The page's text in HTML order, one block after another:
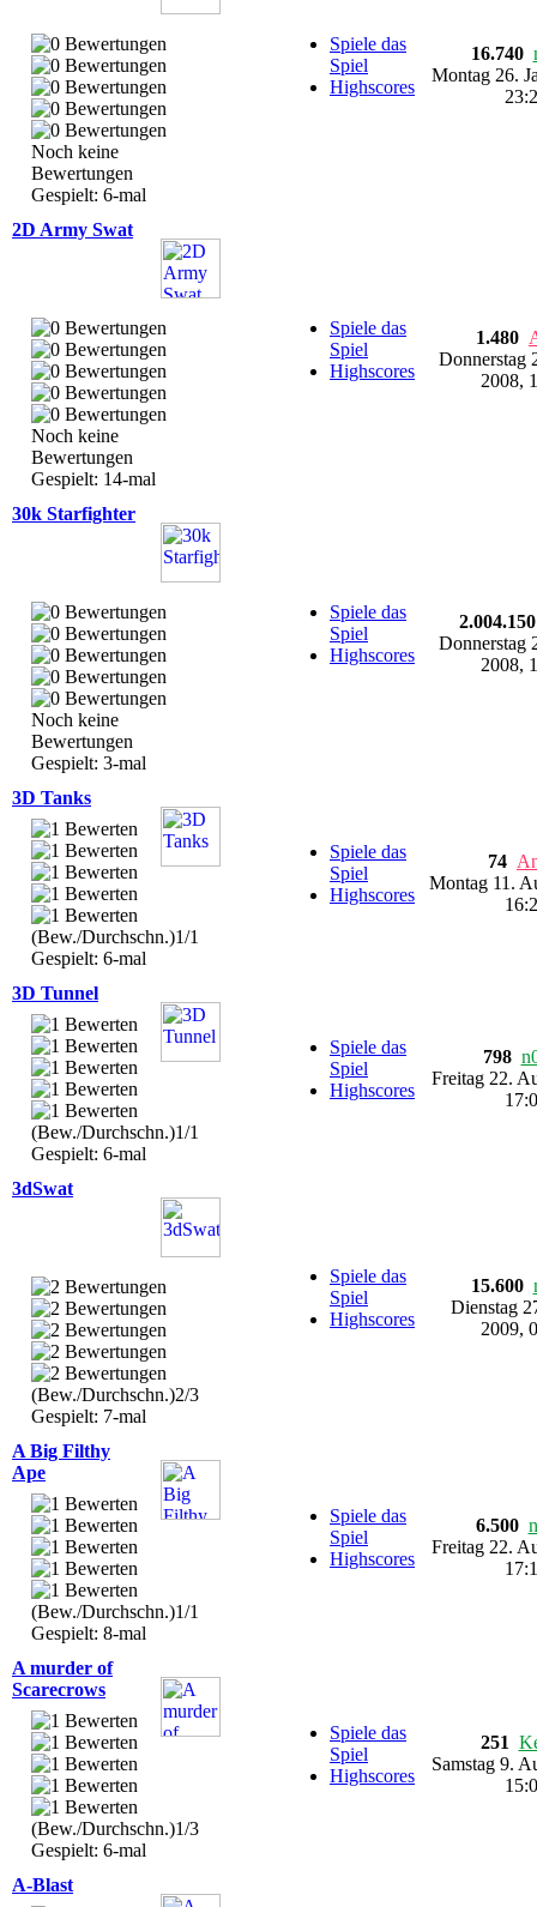
Noch keine
Bewertungen
Gespielt: 6-mal
Spiele das
Spiel
Highscores
16.740
Montag 26.
2D Army Swat
Noch keine
Bewertungen
Gespielt: 14-mal
Spiele das
Spiel
Highscores
1.480
Donnerstag
2008,
30k Starfighter
Noch keine
Bewertungen
Gespielt: 3-mal
Spiele das
Spiel
Highscores
2.004.150
Donnerstag
2008,
3D Tanks
(Bew./Durchschn.)1/1
Gespielt: 6-mal
Spiele das
Spiel
Highscores
74
Montag 11.
3D Tunnel
(Bew./Durchschn.)1/1
Gespielt: 6-mal
Spiele das
Spiel
Highscores
798
Freitag 22.
3dSwat
(Bew./Durchschn.)2/3
Gespielt: 7-mal
Spiele das
Spiel
Highscores
15.600
Dienstag
2009,
A Big Filthy
Ape
(Bew./Durchschn.)1/1
Gespielt: 8-mal
Spiele das
Spiel
Highscores
6.500
Freitag 22.
A murder of
Scarecrows
(Bew./Durchschn.)1/3
Gespielt: 6-mal
Spiele das
Spiel
Highscores
251
Samstag 9.
A-Blast